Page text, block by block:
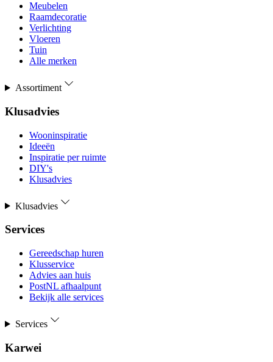
Meubelen
Raamdecoratie
Verlichting
Vloeren
Tuin
Alle merken
Assortiment
Klusadvies
Wooninspiratie
Ideeën
Inspiratie per ruimte
DIY's
Klusadvies
Klusadvies
Services
Gereedschap huren
Klusservice
Advies aan huis
PostNL afhaalpunt
Bekijk alle services
Services
Karwei